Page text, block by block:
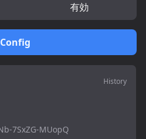
Config
History
7SxZG-MUopQ
有効